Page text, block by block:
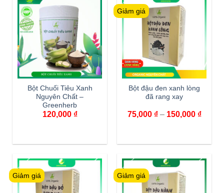
Bột Chuối Tiêu Xanh
Nguyên Chất –
Greenherb
120,000 ₫
Giảm giá
Bột đậu đen xanh lòng
đã rang xay
75,000 ₫– 150,000 ₫
Giảm giá Giảm giá